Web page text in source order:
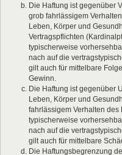
Die Haftung ist gegenüber
grob fahrlässigem
Leben, Körper und
Vertragspflichten
typischerweise
nach auf die
gilt auch für mittelbare
Gewinn.
Die Haftung ist gegenüber
Leben, Körper und
fahrlässigem Verhalten
typischerweise
nach auf die
gilt auch für mittelbare
Die Haftungsbegrenzung